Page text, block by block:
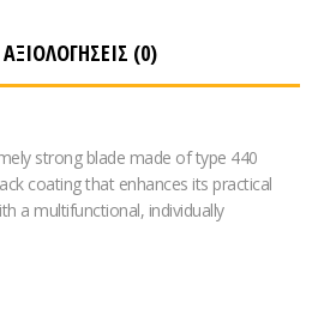
ΑΞΙΟΛΟΓΉΣΕΙΣ (0)
strong blade made of type 440
coating that enhances its practical
a multifunctional, individually